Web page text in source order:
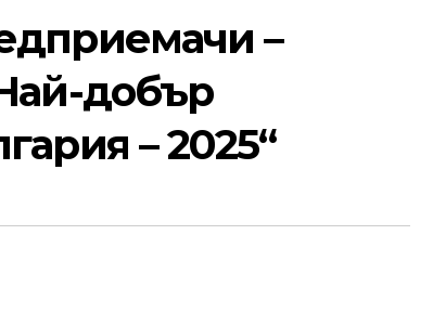
–
добър
– 2025“